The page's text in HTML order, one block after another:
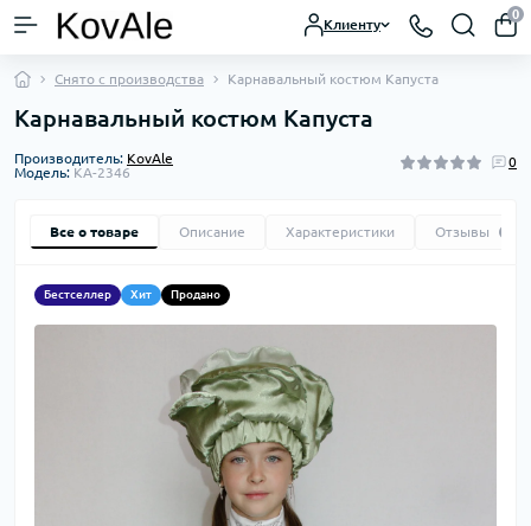
Клиенту
0
Снято с производства Карнавальный костюм Капуста
Карнавальный костюм Капуста
Производитель: KovAle
Модель: KA-2346
0
Все о товаре Описание Характеристики Отзывы
Бестселлер Хит Продано